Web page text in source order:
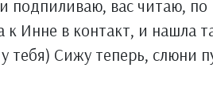
подпиливаю, вас читаю,
к Инне в контакт, и нашла
тебя) Сижу теперь, слюни